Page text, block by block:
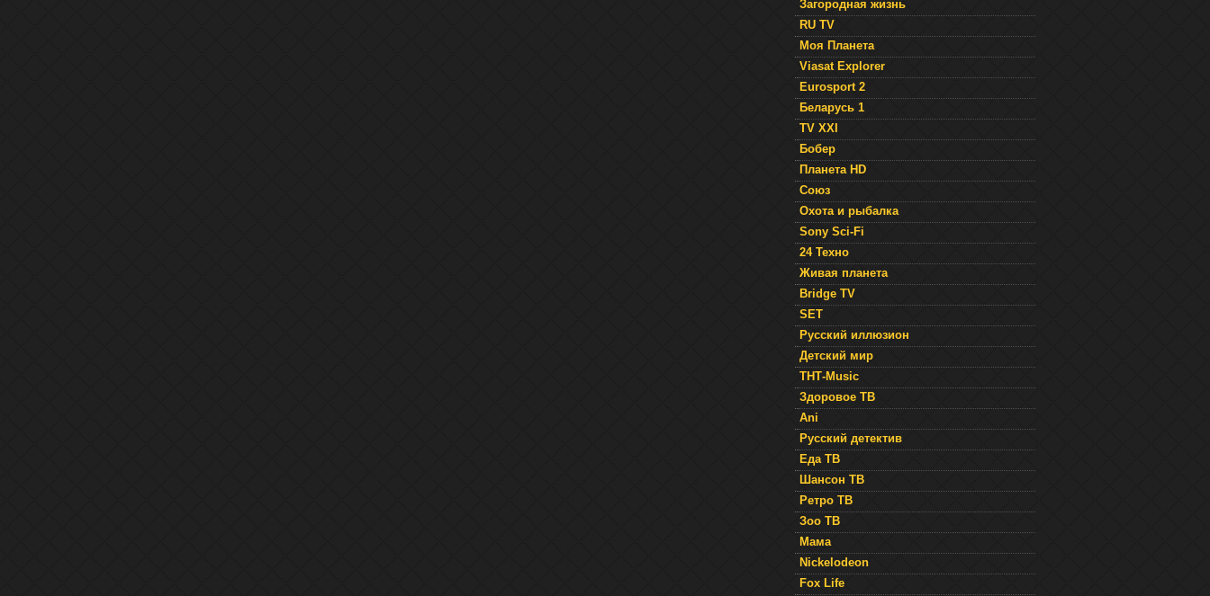
Загородная жизнь
RU TV
Моя Планета
Viasat Explorer
Eurosport 2
Беларусь 1
TV XXI
Бобер
Планета HD
Союз
Охота и рыбалка
Sony Sci-Fi
24 Техно
Живая планета
Bridge TV
SET
Русский иллюзион
Детский мир
ТНТ-Music
Здоровое ТВ
Ani
Русский детектив
Еда ТВ
Шансон ТВ
Ретро ТВ
Зоо ТВ
Мама
Nickelodeon
Fox Life